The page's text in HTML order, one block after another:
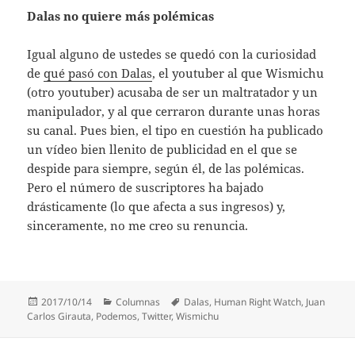
Dalas no quiere más polémicas
Igual alguno de ustedes se quedó con la curiosidad
dequé pasó con Dalas, el youtuber al que Wismichu
(otro youtuber) acusaba de ser un maltratador y un
manipulador, y al que cerraron durante unas horas
su canal. Pues bien, el tipo en cuestión ha publicado
un vídeo bien llenito de publicidad en el que se
despide para siempre, según él, de las polémicas.
Pero el número de suscriptores ha bajado
drásticamente (lo que afecta a sus ingresos) y,
sinceramente, no me creo su renuncia.
Publicado
el
2017/10/14 Categorías
Columnas Etiquetas
Dalas, Human Right Watch, Juan
Carlos Girauta, Podemos,Twitter,Wismichu